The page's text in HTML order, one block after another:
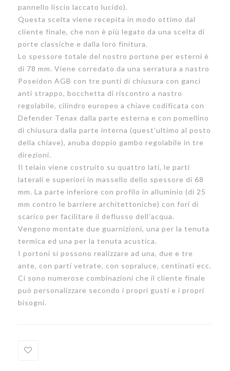
pannello liscio laccato lucido).
Questa scelta viene recepita in modo ottimo dal
cliente finale, che non è più legato da una scelta di
porte classiche e dalla loro finitura.
Lo spessore totale del nostro portone per esterni è
di 78 mm. Viene corredato da una serratura a nastro
Poseidon AGB con tre punti di chiusura con ganci
anti strappo, bocchetta di riscontro a nastro
regolabile, cilindro europeo a chiave codificata con
Defender Tenax dalla parte esterna e con pomellino
di chiusura dalla parte interna (quest’ultimo al posto
della chiave), anuba doppio gambo regolabile in tre
direzioni.
Il telaio viene costruito su quattro lati, le parti
laterali e superiori in massello dello spessore di 68
mm. La parte inferiore con profilo in alluminio (di 25
mm contro le barriere architettoniche) con fori di
scarico per facilitare il deflusso dell’acqua.
Vengono montate due guarnizioni, una per la tenuta
termica ed una per la tenuta acustica.
I portoni si possono realizzare ad una, due e tre
ante, con parti vetrate, con sopraluce, centinati ecc.
Ci sono numerose combinazioni che il cliente finale
può personalizzare secondo i propri gusti e i propri
bisogni.